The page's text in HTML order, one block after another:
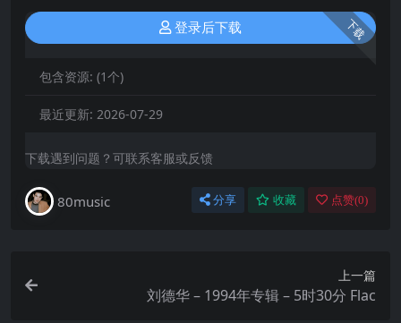
下载
登录后下载
包含资源: (1个)
最近更新: 2026-07-29
下载遇到问题？可联系客服或反馈
80music 分享 收藏 点赞(0)
上一篇
刘德华 – 1994年专辑 – 5时30分 Flac